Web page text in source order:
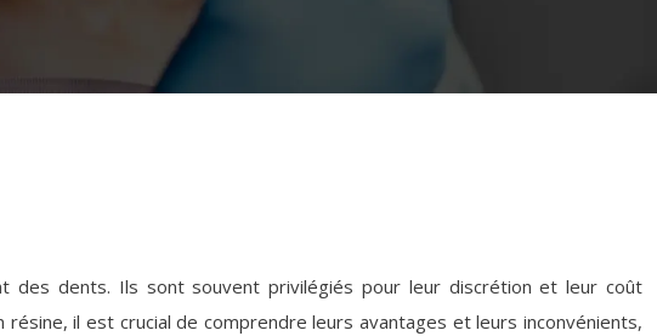
des dents. Ils sont souvent privilégiés pour leur discrétion et leur coût
il est crucial de comprendre leurs avantages et leurs inconvénients,